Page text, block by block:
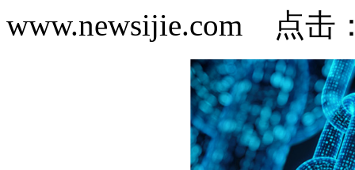
www.newsijie.com 点击